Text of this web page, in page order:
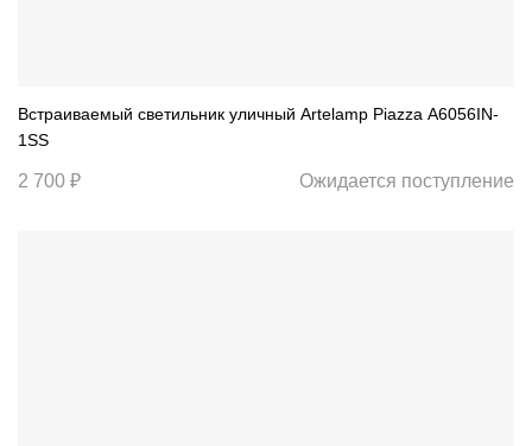
Встраиваемый светильник уличный Artelamp Piazza A6056IN-
1SS
2 700 ₽ Ожидается поступление